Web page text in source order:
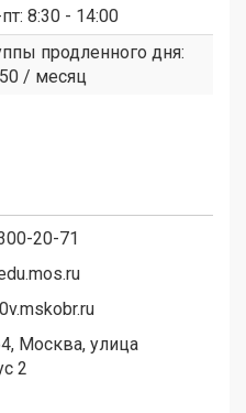
8:30 - 14:00
продленного дня:
/ месяц
20-71
Москва, улица
2